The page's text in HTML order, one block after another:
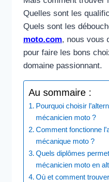
Quelles sont les
Quels sont les
moto.com, nous vous
pour faire les bons
domaine passionnant.
Au sommaire :
Pourquoi choisir
mécanicien moto ?
Comment fonctionne
mécanique moto ?
Quels diplômes
mécanicien moto en
Où et comment